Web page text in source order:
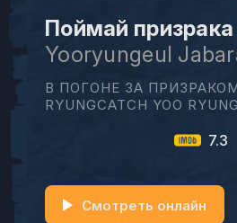
Поймай
Yooryungeul
В ПОГОНЕ ЗА
RYUNGCATCH YOO RYUNG
7.3
Смотреть онлайн